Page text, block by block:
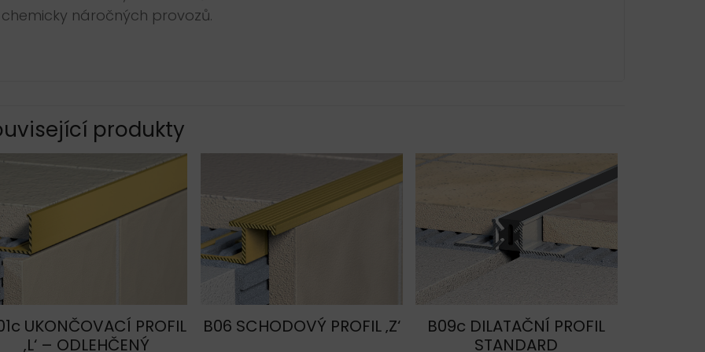
chemicky náročných provozů.
produkty
UKONČOVACÍ PROFIL
‚L‘ – ODLEHČENÝ
B06 SCHODOVÝ PROFIL ‚Z‘
B09c DILATAČNÍ PROFIL
STANDARD